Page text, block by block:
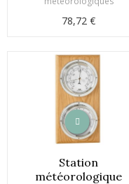
78,72 €
Station
météorologique